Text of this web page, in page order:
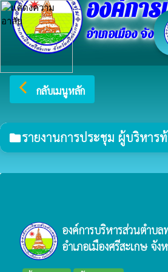
องค์กา
อำเภอเมือง จังหวั
arrow_back_ios กลับเมนูหลัก
folderรายงานการประชุม ผู้บริหาร
องค์การบริหารส่วนตำบล
อำเภอเมืองศรีสะเกษ จัง